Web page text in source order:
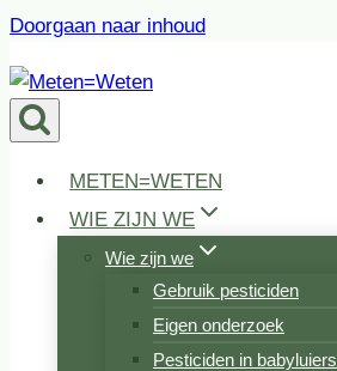
Doorgaan naar inhoud
METEN=WETEN
WIE ZIJN WE
Wie zijn we
Gebruik pesticiden
Eigen onderzoek
Pesticiden in babyluiers